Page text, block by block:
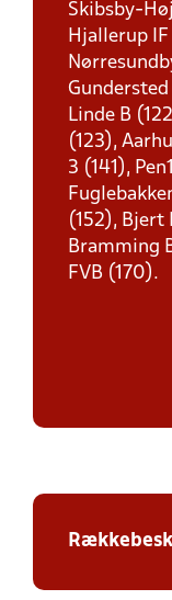
Skibsby-
Hjallerup
Gundersted
Linde B
(123),
3 (141),
(152), Bjert
Bramming
FVB (170).